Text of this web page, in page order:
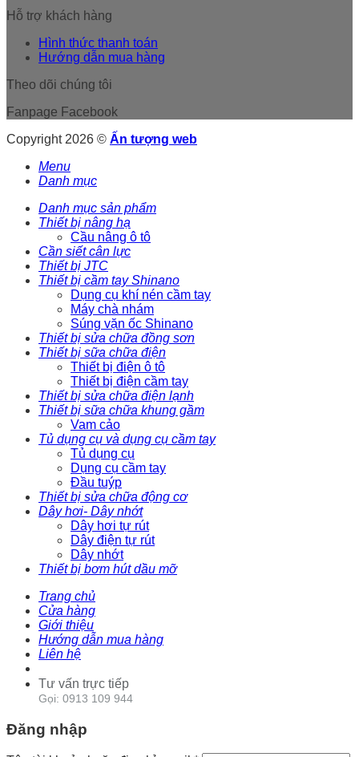
Hỗ trợ khách hàng
Hình thức thanh toán
Hướng dẫn mua hàng
Theo dõi chúng tôi
Fanpage Facebook
Copyright 2026 © Ấn tượng web
Menu
Danh mục
Danh mục sản phẩm
Thiết bị nâng hạ
Cầu nâng ô tô
Cần siết cân lực
Thiết bị JTC
Thiết bị cầm tay Shinano
Dụng cụ khí nén cầm tay
Máy chà nhám
Súng vặn ốc Shinano
Thiết bị sửa chữa đồng sơn
Thiết bị sữa chữa điện
Thiết bị điện ô tô
Thiết bị điện cầm tay
Thiết bị sửa chữa điện lạnh
Thiết bị sữa chữa khung gầm
Vam cảo
Tủ dụng cụ và dụng cụ cầm tay
Tủ dụng cụ
Dụng cụ cầm tay
Đầu tuýp
Thiết bị sửa chữa động cơ
Dây hơi- Dây nhớt
Dây hơi tự rút
Dây điện tự rút
Dây nhớt
Thiết bị bơm hút dầu mỡ
Trang chủ
Cửa hàng
Giới thiệu
Hướng dẫn mua hàng
Liên hệ
Tư vấn trực tiếp
Gọi: 0913 109 944
Đăng nhập